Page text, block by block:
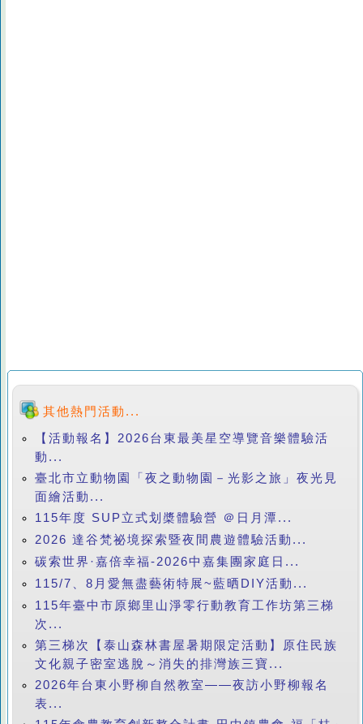
其他熱門活動...
【活動報名】2026台東最美星空導覽音樂體驗活
動...
臺北市立動物園「夜之動物園－光影之旅」夜光見
面繪活動...
115年度 SUP立式划槳體驗營 ＠日月潭...
2026 達谷梵祕境探索暨夜間農遊體驗活動...
碳索世界·嘉倍幸福-2026中嘉集團家庭日...
115/7、8月愛無盡藝術特展~藍晒DIY活動...
115年臺中市原鄉里山淨零行動教育工作坊第三梯
次...
第三梯次【泰山森林書屋暑期限定活動】原住民族
文化親子密室逃脫～消失的排灣族三寶...
2026年台東小野柳自然教室——夜訪小野柳報名
表...